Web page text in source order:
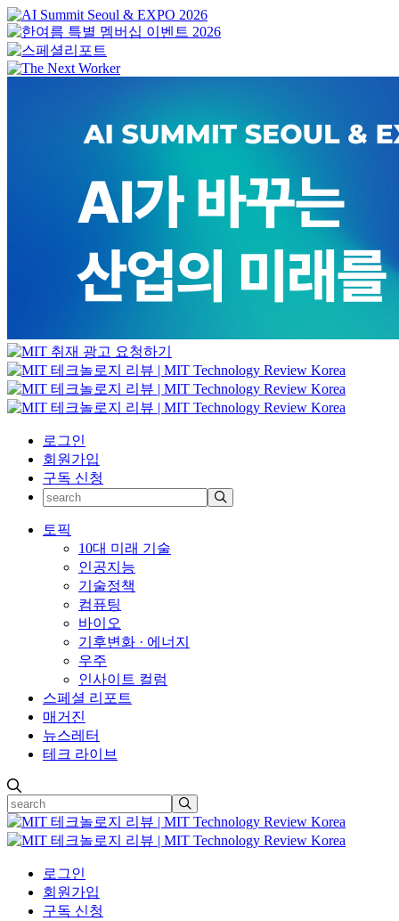
로그인
회원가입
구독 신청
토픽
10대 미래 기술
인공지능
기술정책
컴퓨팅
바이오
기후변화 · 에너지
우주
인사이트 컬럼
스페셜 리포트
매거진
뉴스레터
테크 라이브
로그인
회원가입
구독 신청